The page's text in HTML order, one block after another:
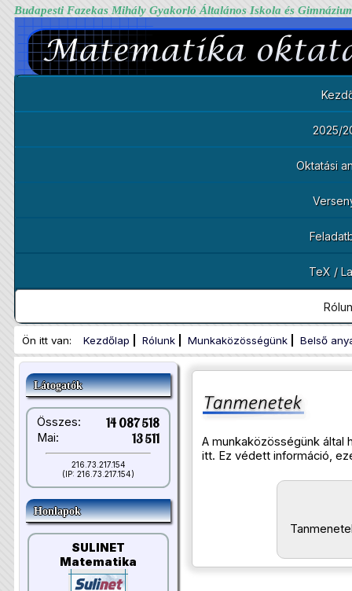
Budapesti Fazekas Mihály Gyakorló Általános Iskola és
2025/
Oktatási
TeX /
Ön itt van: Kezdőlap Rólunk Munkaközösségünk Belső
Látogatók
Összes: 14 087 518
Mai: 13 511
216.73.217.154
(IP: 216.73.217.154)
Honlapok
SULINET
Matematika
A munkaközösségünk által
itt. Ez védett információ,